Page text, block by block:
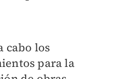
cabo los
para la